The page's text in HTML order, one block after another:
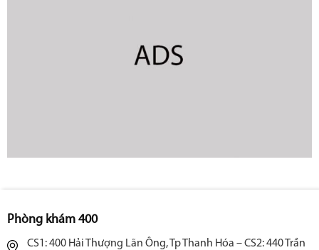
Phòng khám 400
CS1: 400 Hải Thượng Lãn Ông, Tp Thanh Hóa – CS2: 440 Trần